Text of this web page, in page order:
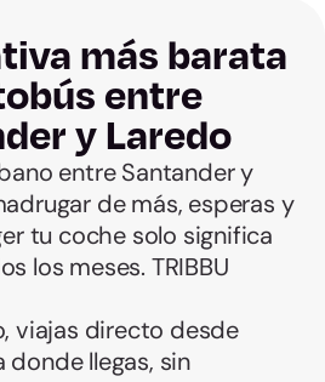
más barata
entre
y Laredo
entre Santander y
de más, esperas y
tu coche solo significa
los meses. TRIBBU
viajas directo desde
llegas, sin